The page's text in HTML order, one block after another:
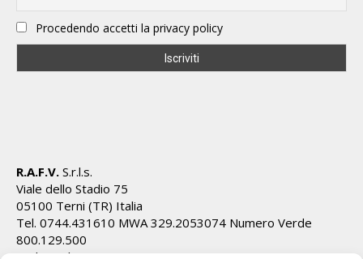
Procedendo accetti la privacy policy
R.A.F.V. S.r.l.s.
Viale dello Stadio 75
05100 Terni (TR) Italia
Tel. 0744.431610 MWA 329.2053074 Numero Verde
800.129.500